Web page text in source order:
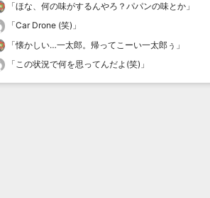
「ほな、何の味がするんやろ？パパンの味とか 」
「Car Drone (笑) 」
「懐かしい…一太郎。帰ってこーい一太郎ぅ 」
「 この状況で何を思ってんだよ(笑) 」